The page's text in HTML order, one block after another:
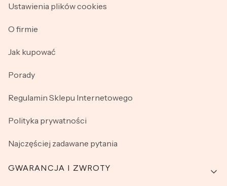
Ustawienia plików cookies
O firmie
Jak kupować
Porady
Regulamin Sklepu Internetowego
Polityka prywatności
Najczęściej zadawane pytania
GWARANCJA I ZWROTY